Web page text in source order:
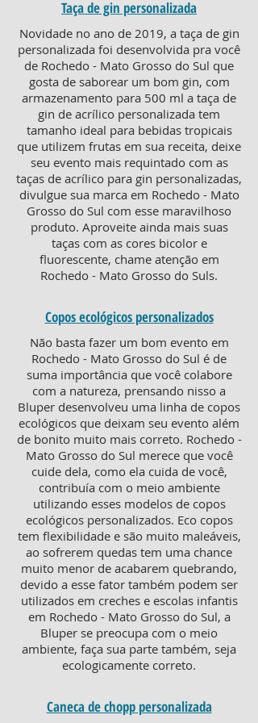
Taça de gin personalizada
Novidade no ano de 2019, a taça de gin
personalizada foi desenvolvida pra você
de Rochedo - Mato Grosso do Sul que
gosta de saborear um bom gin, com
armazenamento para 500 ml a taça de
gin de acrílico personalizada tem
tamanho ideal para bebidas tropicais
que utilizem frutas em sua receita, deixe
seu evento mais requintado com as
taças de acrílico para gin personalizadas,
divulgue sua marca em Rochedo - Mato
Grosso do Sul com esse maravilhoso
produto. Aproveite ainda mais suas
taças com as cores bicolor e
fluorescente, chame atenção em
Rochedo - Mato Grosso do Suls.
Copos ecológicos personalizados
Não basta fazer um bom evento em
Rochedo - Mato Grosso do Sul é de
suma importância que você colabore
com a natureza, prensando nisso a
Bluper desenvolveu uma linha de copos
ecológicos que deixam seu evento além
de bonito muito mais correto. Rochedo -
Mato Grosso do Sul merece que você
cuide dela, como ela cuida de você,
contribuía com o meio ambiente
utilizando esses modelos de copos
ecológicos personalizados. Eco copos
tem flexibilidade e são muito maleáveis,
ao sofrerem quedas tem uma chance
muito menor de acabarem quebrando,
devido a esse fator também podem ser
utilizados em creches e escolas infantis
em Rochedo - Mato Grosso do Sul, a
Bluper se preocupa com o meio
ambiente, faça sua parte também, seja
ecologicamente correto.
Caneca de chopp personalizada